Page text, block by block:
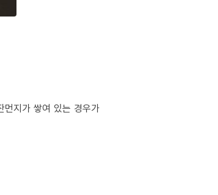
먼지가 쌓여 있는 경우가